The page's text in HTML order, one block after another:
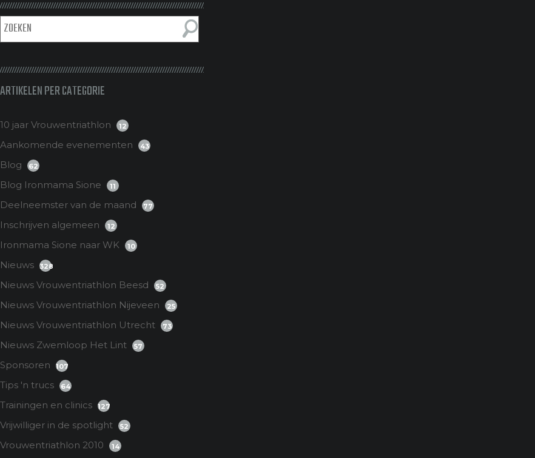
ARTIKELEN PER CATEGORIE
10 jaar Vrouwentriathlon 12
Aankomende evenementen 43
Blog 62
Blog Ironmama Sione 11
Deelneemster van de maand 77
Inschrijven algemeen 12
Ironmama Sione naar WK 10
Nieuws 328
Nieuws Vrouwentriathlon Beesd 52
Nieuws Vrouwentriathlon Nijeveen 25
Nieuws Vrouwentriathlon Utrecht 73
Nieuws Zwemloop Het Lint 57
Sponsoren 107
Tips 'n trucs 64
Trainingen en clinics 127
Vrijwilliger in de spotlight 52
Vrouwentriathlon 2010 14